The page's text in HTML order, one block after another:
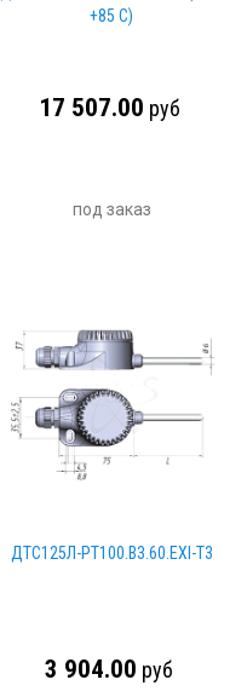
+85 С)
17 507.00 руб
под заказ
ДТС125Л-РТ100.В3.60.ЕХI-Т3
3 904.00 руб